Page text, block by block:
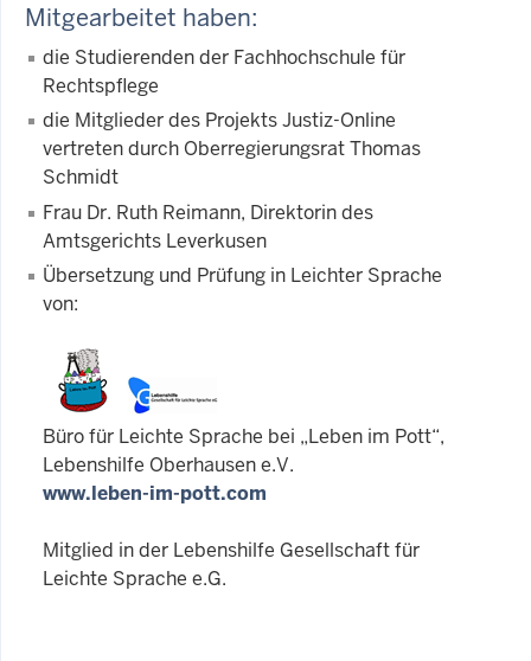
Mitgearbeitet haben:
die Studierenden der Fachhochschule für
Rechtspflege
die Mitglieder des Projekts Justiz-Online
vertreten durch Oberregierungsrat Thomas
Schmidt
Frau Dr. Ruth Reimann, Direktorin des
Amtsgerichts Leverkusen
Übersetzung und Prüfung in Leichter Sprache
von:
Büro für Leichte Sprache bei „Leben im Pott“,
Lebenshilfe Oberhausen e.V.
www.leben-im-pott.com
Mitglied in der Lebenshilfe Gesellschaft für
Leichte Sprache e.G.